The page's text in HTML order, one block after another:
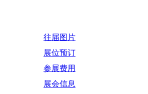
往届图片
展位预订
参展费用
展会信息